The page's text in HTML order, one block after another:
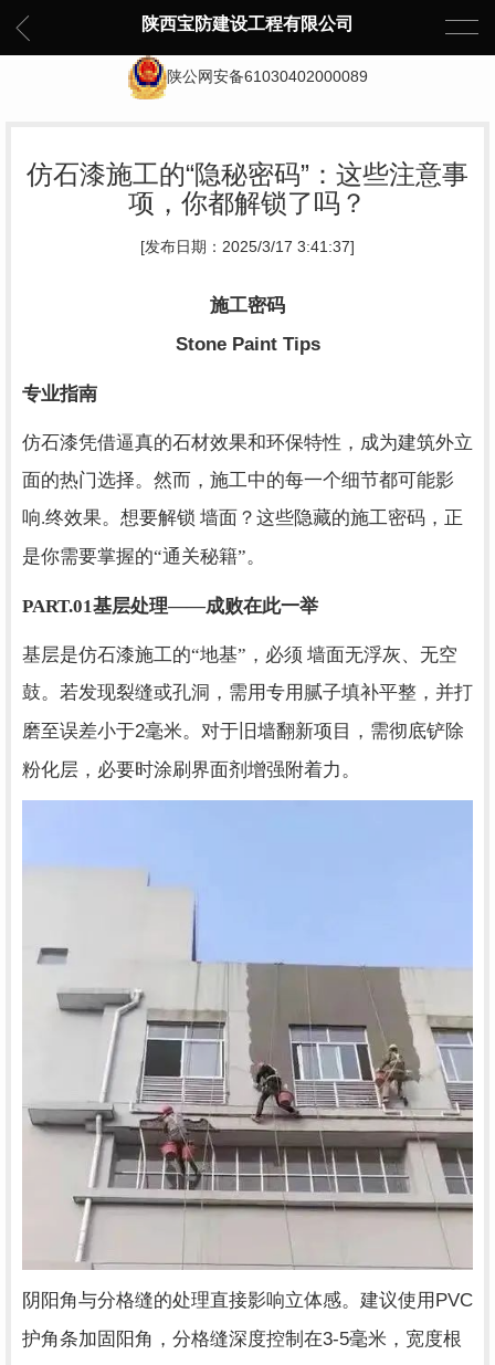
陕西宝防建设工程有限公司
陕公网安备61030402000089
仿石漆施工的“隐秘密码”：这些注意事
项，你都解锁了吗？
[发布日期：2025/3/17 3:41:37]
施工密码
Stone Paint Tips
专业指南
仿石漆凭借逼真的石材效果和环保特性，成为建筑外立
面的热门选择。然而，施工中的每一个细节都可能影
响.终效果。想要解锁 墙面？这些隐藏的施工密码，正
是你需要掌握的“通关秘籍”。
PART.01基层处理——成败在此一举
基层是仿石漆施工的“地基”，必须 墙面无浮灰、无空
鼓。若发现裂缝或孔洞，需用专用腻子填补平整，并打
磨至误差小于2毫米。对于旧墙翻新项目，需彻底铲除
粉化层，必要时涂刷界面剂增强附着力。
阴阳角与分格缝的处理直接影响立体感。建议使用 PVC
护角条加固阳角，分格缝深度控制在3-5毫米，宽度根